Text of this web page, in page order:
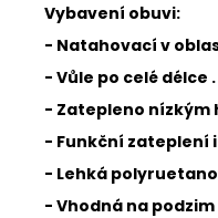
Vybavení obuvi:
- Natahovací v
- Vůle po celé délce .
- Zatepleno nízkým
- Funkční zateplení
- Lehká
- Vhodná na podzim